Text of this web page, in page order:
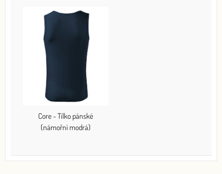
Core - Tílko pánské
(námořní modrá)